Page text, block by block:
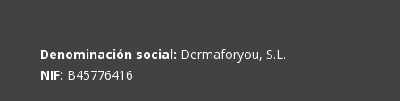
Denominación social: Dermaforyou, S.L.
NIF: B45776416